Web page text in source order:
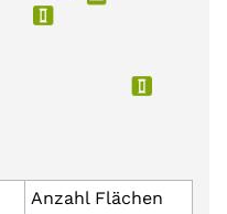
Anzahl Flächen